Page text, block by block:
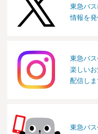
東急バ
情報を発
東急バ
楽しい
配信しま
東急バ